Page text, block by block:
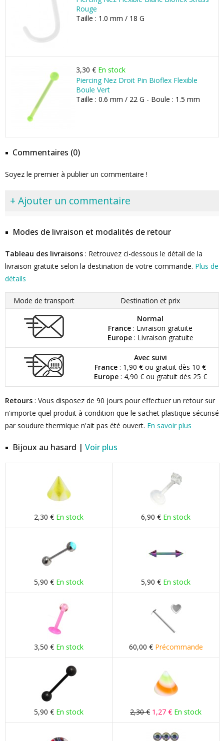
Rouge
Taille : 1.0 mm / 18 G
3,30 € En stock
Piercing Nez Droit Pin Bioflex Flexible
Boule Vert
Taille : 0.6 mm / 22 G - Boule : 1.5 mm
Commentaires (0)
Soyez le premier à publier un commentaire !
+ Ajouter un commentaire
Modes de livraison et modalités de retour
Tableau des livraisons : Retrouvez ci-dessous le détail de la
livraison gratuite selon la destination de votre commande. Plus de
détails
Mode de transport
Destination et prix
Normal
France : Livraison gratuite
Europe: Livraison gratuite
Avec suivi
France : 1,90 € ou gratuit dès 10 €
Europe: 4,90 € ou gratuit dès 25 €
Retours : Vous disposez de 90 jours pour effectuer un retour sur
n'importe quel produit à condition que le sachet plastique sécurisé
par soudure thermique n'ait pas été ouvert. En savoir plus
Bijoux au hasard | Voir plus
2,30 € En stock 6,90 € En stock
5,90 € En stock 5,90 € En stock
3,50 € En stock 60,00 € Précommande
5,90 € En stock 2,30 € 1,27 € En stock